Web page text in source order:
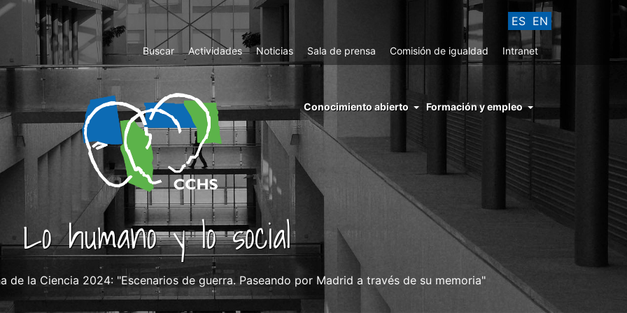
ES EN
Top
Menu
Buscar Actividades Noticias Sala de prensa Comisión de igualdad Intranet
menu
right
cchs
conocimiento
abierto
Conocimiento abierto Formación y empleo
Lo humano y lo social
de la Ciencia 2024: "Escenarios de guerra. Paseando por Madrid a través de su memoria"